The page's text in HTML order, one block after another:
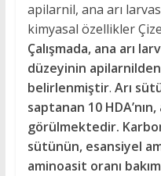
apilarnil, ana arı
kimyasal özellikler
Çalışmada, ana arı
düzeyinin
belirlenmiştir. Arı
saptanan 10
görülmektedir.
sütünün, esansiyel
aminoasit oranı